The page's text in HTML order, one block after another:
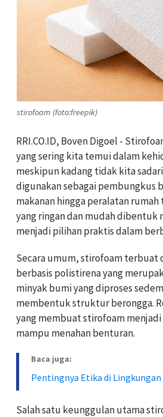
stirofoam (foto:freepik)
RRI.CO.ID, Boven Digoel -
yang sering kita temui dalam
meskipun kadang tidak kita
digunakan sebagai pembungkus
makanan hingga peralatan rumah
yang ringan dan mudah
menjadi pilihan praktis dalam
Secara umum, stirofoam terbuat
berbasis polistirena yang
minyak bumi yang diproses
membentuk struktur berongga.
yang membuat stirofoam menjadi
mampu menahan benturan.
Baca juga:
Pentingnya Etika di Lingkungan
Salah satu keunggulan utama